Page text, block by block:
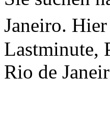
Janeiro.
Lastminute,
Rio de